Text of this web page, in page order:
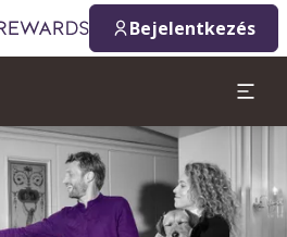
Bejelentkezés